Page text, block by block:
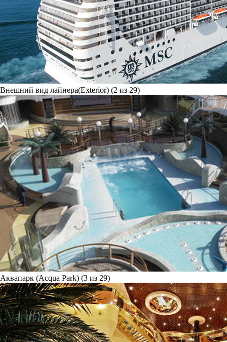
Внешний вид лайнера(Exterior) (2 из 29)
Аквапарк (Acqua Park) (3 из 29)